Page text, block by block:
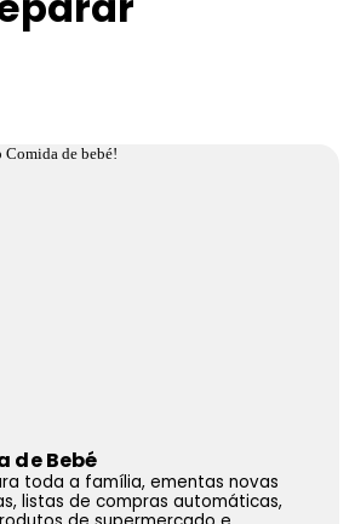
de Bebé
toda a família, ementas novas
listas de compras automáticas,